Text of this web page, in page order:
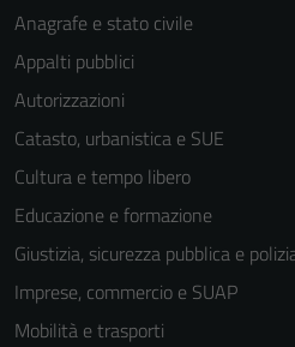
Anagrafe e stato civile
Appalti pubblici
Autorizzazioni
Catasto, urbanistica e SUE
Cultura e tempo libero
Educazione e formazione
Giustizia, sicurezza pubblica e
Imprese, commercio e SUAP
Mobilità e trasporti